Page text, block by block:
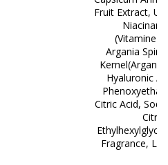
Fruit Extract,
(Vitamine
Argania
Kernel(Argan)
Hyaluronic
Citric Acid,
Fragrance,